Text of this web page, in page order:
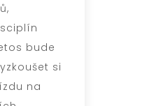
bude
si
na